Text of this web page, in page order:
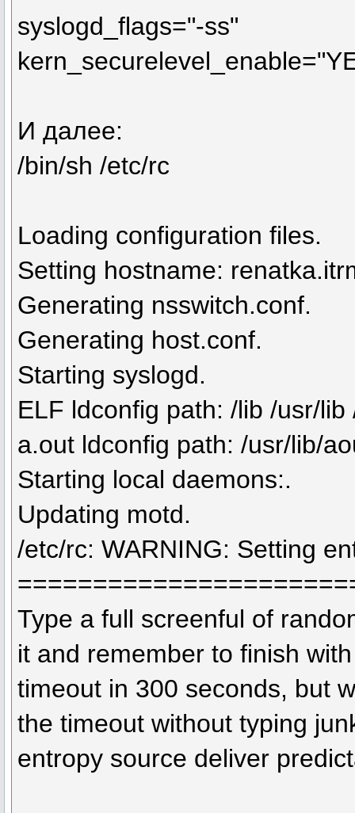
syslogd_flags="-ss"
И далее:
/bin/sh /etc/rc
Loading configuration files.
Setting hostname:
Generating nsswitch.conf.
Generating host.conf.
Starting syslogd.
ELF ldconfig path: /lib /usr/
a.out ldconfig path: /usr/lib/
Starting local daemons:.
Updating motd.
/etc/rc: WARNING: Setting
Type a full screenful of
it and remember to finish
timeout in 300 seconds, but
the timeout without typing
entropy source deliver